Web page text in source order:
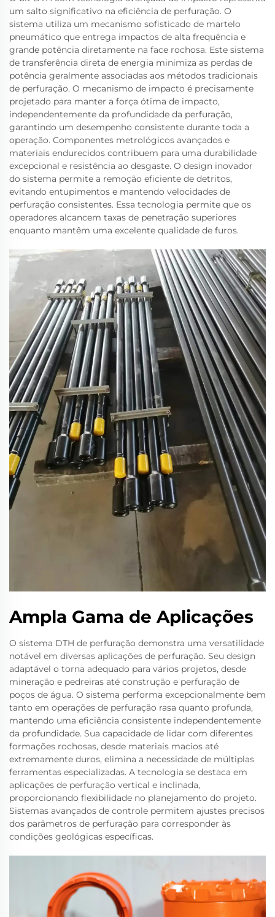
um salto significativo na eficiência de perfuração. O
sistema utiliza um mecanismo sofisticado de martelo
pneumático que entrega impactos de alta frequência e
grande potência diretamente na face rochosa. Este sistema
de transferência direta de energia minimiza as perdas de
potência geralmente associadas aos métodos tradicionais
de perfuração. O mecanismo de impacto é precisamente
projetado para manter a força ótima de impacto,
independentemente da profundidade da perfuração,
garantindo um desempenho consistente durante toda a
operação. Componentes metrológicos avançados e
materiais endurecidos contribuem para uma durabilidade
excepcional e resistência ao desgaste. O design inovador
do sistema permite a remoção eficiente de detritos,
evitando entupimentos e mantendo velocidades de
perfuração consistentes. Essa tecnologia permite que os
operadores alcancem taxas de penetração superiores
enquanto mantêm uma excelente qualidade de furos.
Ampla Gama de Aplicações
O sistema DTH de perfuração demonstra uma versatilidade
notável em diversas aplicações de perfuração. Seu design
adaptável o torna adequado para vários projetos, desde
mineração e pedreiras até construção e perfuração de
poços de água. O sistema performa excepcionalmente bem
tanto em operações de perfuração rasa quanto profunda,
mantendo uma eficiência consistente independentemente
da profundidade. Sua capacidade de lidar com diferentes
formações rochosas, desde materiais macios até
extremamente duros, elimina a necessidade de múltiplas
ferramentas especializadas. A tecnologia se destaca em
aplicações de perfuração vertical e inclinada,
proporcionando flexibilidade no planejamento do projeto.
Sistemas avançados de controle permitem ajustes precisos
dos parâmetros de perfuração para corresponder às
condições geológicas específicas.